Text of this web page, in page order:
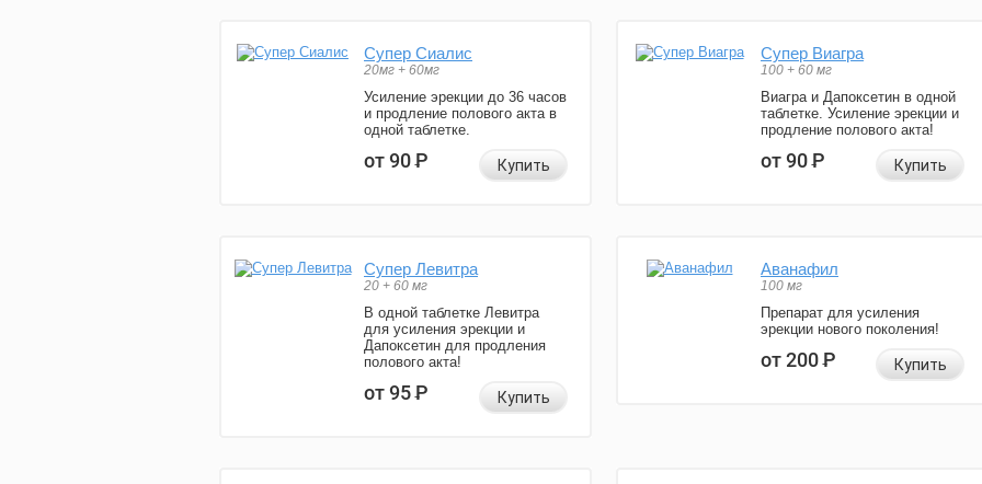
Супер Сиалис
20мг + 60мг
Усиление эрекции до 36 часов
и продление полового акта в
одной таблетке.
от 90Р Купить
Супер Виагра
100 + 60 мг
Виагра и Дапоксетин в одной
таблетке. Усиление эрекции и
продление полового акта!
от 90Р Купить
Супер Левитра
20 + 60 мг
В одной таблетке Левитра
для усиления эрекции и
Дапоксетин для продления
полового акта!
от 95Р Купить
Аванафил
100 мг
Препарат для усиления
эрекции нового поколения!
от 200Р Купить